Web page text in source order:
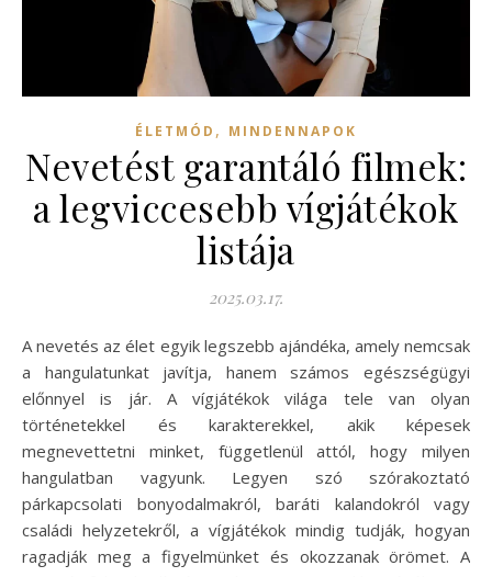
ÉLETMÓD , MINDENNAPOK
Nevetést garantáló filmek:
a legviccesebb vígjátékok
listája
2025.03.17.
A nevetés az élet egyik legszebb ajándéka, amely nemcsak
a hangulatunkat javítja, hanem számos egészségügyi
előnnyel is jár. A vígjátékok világa tele van olyan
történetekkel és karakterekkel, akik képesek
megnevettetni minket, függetlenül attól, hogy milyen
hangulatban vagyunk. Legyen szó szórakoztató
párkapcsolati bonyodalmakról, baráti kalandokról vagy
családi helyzetekről, a vígjátékok mindig tudják, hogyan
ragadják meg a figyelmünket és okozzanak örömet. A